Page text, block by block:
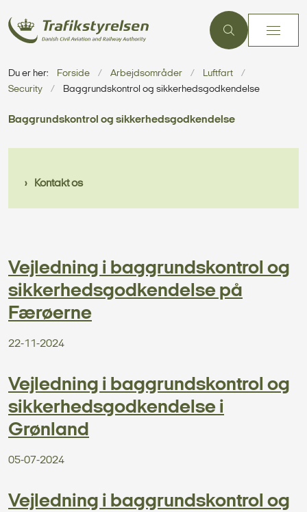
Du er her: Forside Arbejdsområder
Luftfart
Security
Baggrundskontrol og sikkerhedsgodkendelse
Baggrundskontrol og sikkerhedsgodkendelse
Kontakt os
Vejledning i baggrundskontrol og
sikkerhedsgodkendelse på
Færøerne
22-11-2024
Vejledning i baggrundskontrol og
sikkerhedsgodkendelse i
Grønland
05-07-2024
Vejledning i baggrundskontrol og